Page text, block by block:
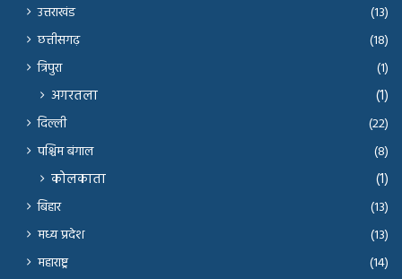
उत्तराखंड
(13)
छत्तीसगढ़
(18)
त्रिपुरा
(1)
अगरतला (1)
दिल्ली
(22)
पश्चिम बंगाल
(8)
कोलकाता (1)
बिहार
(13)
मध्य प्रदेश
(13)
महाराष्ट्र
(14)